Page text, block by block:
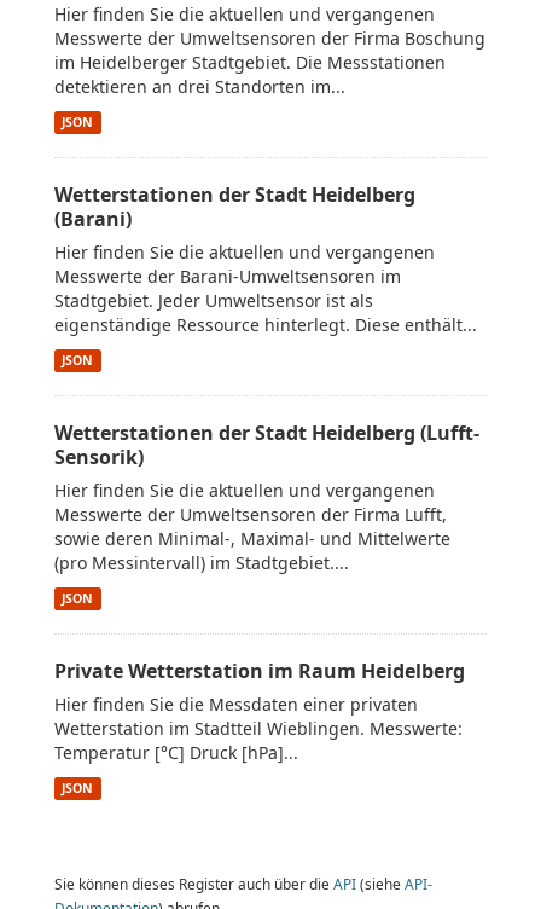
Hier finden Sie die aktuellen und vergangenen
Messwerte der Umweltsensoren der Firma Boschung
im Heidelberger Stadtgebiet. Die Messstationen
detektieren an drei Standorten im...
JSON
Wetterstationen der Stadt Heidelberg
(Barani)
Hier finden Sie die aktuellen und vergangenen
Messwerte der Barani-Umweltsensoren im
Stadtgebiet. Jeder Umweltsensor ist als
eigenständige Ressource hinterlegt. Diese enthält...
JSON
Wetterstationen der Stadt Heidelberg (Lufft-
Sensorik)
Hier finden Sie die aktuellen und vergangenen
Messwerte der Umweltsensoren der Firma Lufft,
sowie deren Minimal-, Maximal- und Mittelwerte
(pro Messintervall) im Stadtgebiet....
JSON
Private Wetterstation im Raum Heidelberg
Hier finden Sie die Messdaten einer privaten
Wetterstation im Stadtteil Wieblingen. Messwerte:
Temperatur [°C] Druck [hPa]...
JSON
Sie können dieses Register auch über die API(siehe API-